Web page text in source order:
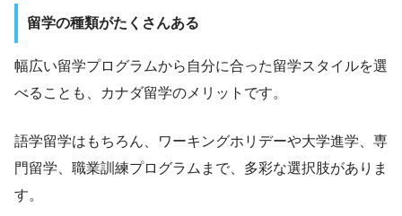
留学の種類がたくさんある
幅広い留学プログラムから自分に合った留学スタイルを選
べることも、カナダ留学のメリットです。
語学留学はもちろん、ワーキングホリデーや大学進学、専
門留学、職業訓練プログラムまで、多彩な選択肢がありま
す。